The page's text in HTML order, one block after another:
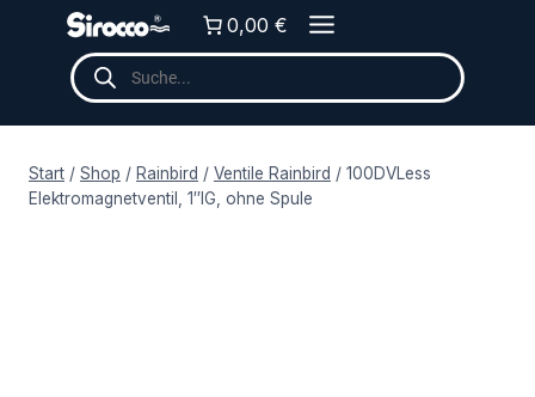
springen
0,00 €
Products
search
Start / Shop / Rainbird / Ventile Rainbird / 100DVLess
Elektromagnetventil, 1″IG, ohne Spule